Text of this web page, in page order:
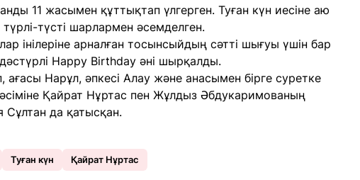
11 жасымен құттықтап үлгерген. Туған күн иесіне аю
түрлі-түсті шарлармен әсемделген.
інілеріне арналған тосынсыйдың сәтті шығуы үшін бар
Happy Birthday әні шырқалды.
Нарұл, әпкесі Алау және анасымен бірге суретке
Қайрат Нұртас пен Жұлдыз Әбдукаримованың
Сұлтан да қатысқан.
Туған күн Қайрат Нұртас